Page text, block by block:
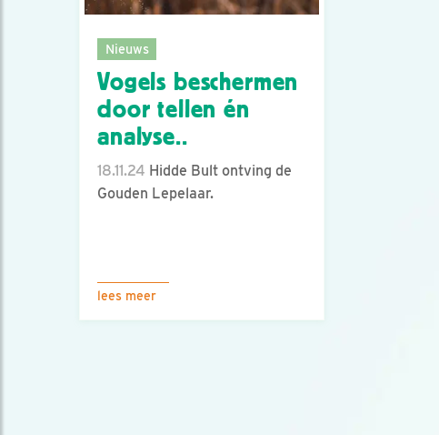
Nieuws
Vogels beschermen
door tellen én
analyse..
18.11.24 Hidde Bult ontving de
Gouden Lepelaar.
lees meer